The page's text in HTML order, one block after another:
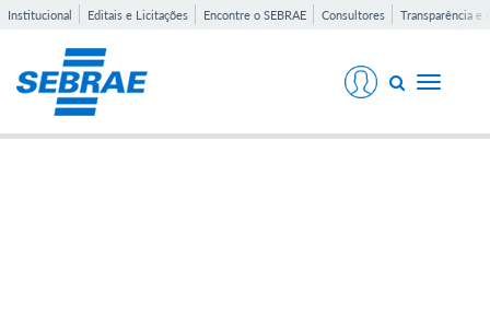
Institucional Editais e Licitações Encontre o SEBRAE Consultores Transparência e
Toggle